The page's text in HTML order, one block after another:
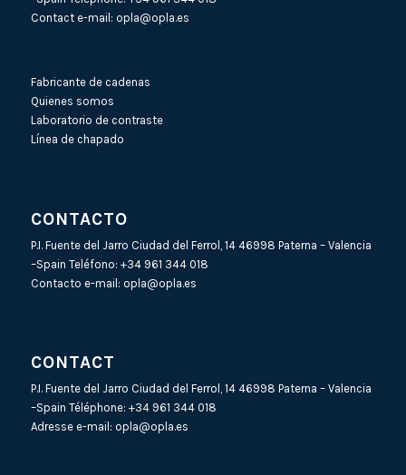
Contact e-mail: opla@opla.es
Fabricante de cadenas
Quienes somos
Laboratorio de contraste
Línea de chapado
CONTACTO
P.I. Fuente del Jarro Ciudad del Ferrol, 14 46998 Paterna – Valencia
–Spain Teléfono: +34 961 344 018
Contacto e-mail: opla@opla.es
CONTACT
P.I. Fuente del Jarro Ciudad del Ferrol, 14 46998 Paterna – Valencia
–Spain Téléphone: +34 961 344 018
Adresse e-mail: opla@opla.es